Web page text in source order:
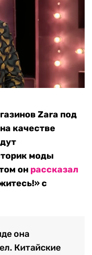
Zara под
качестве
моды
он рассказал
с
она
Китайские